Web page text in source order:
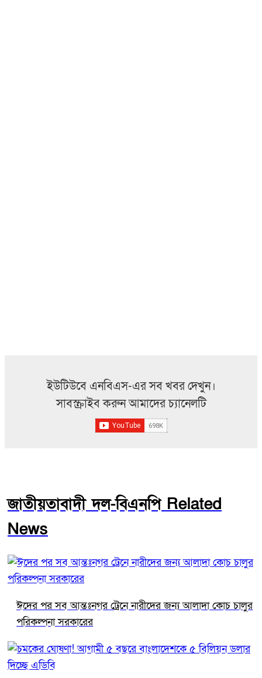
ইউটিউবে এনবিএস-এর সব খবর দেখুন।
সাবস্ক্রাইব করুন আমাদের চ্যানেলটি
জাতীয়তাবাদী দল-বিএনপি Related
News
ঈদের পর সব আন্তঃনগর ট্রেনে নারীদের জন্য আলাদা কোচ চালুর
পরিকল্পনা সরকারের